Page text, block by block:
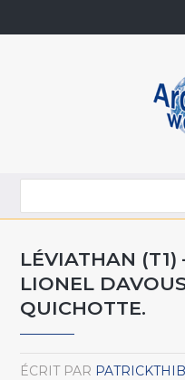
LÉVIATHAN (T1)
LIONEL
QUICHOTTE.
ÉCRIT PAR